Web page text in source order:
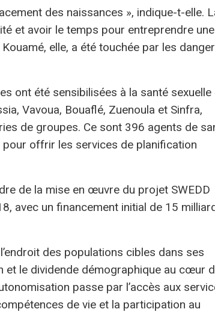
des naissances », indique-t-elle.
et avoir le temps pour entreprendre une
elle, a été touchée par les
ont été sensibilisées à la santé sexuelle
Vavoua, Bouaflé, Zuenoula et Sinfra,
de groupes. Ce sont 396 agents de
offrir les services de planification
de la mise en œuvre du projet SWEDD
avec un financement initial de 15
des populations cibles dans ses
et le dividende démographique au cœur
passe par l’accès aux
de vie et la participation au